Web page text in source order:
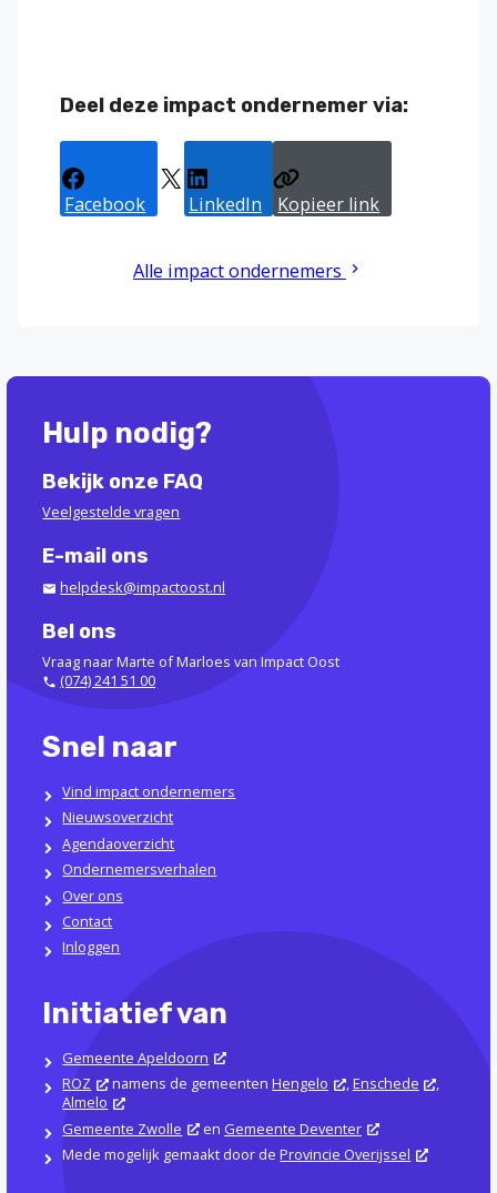
Deel deze impact ondernemer via:
Facebook LinkedIn Kopieer link
Alle impact ondernemers
Hulp nodig?
Bekijk onze FAQ
Veelgestelde vragen
E-mail ons
helpdesk@impactoost.nl
Bel ons
Vraag naar Marte of Marloes van Impact Oost
(074) 241 51 00
Snel naar
Vind impact ondernemers
Nieuwsoverzicht
Agendaoverzicht
Ondernemersverhalen
Over ons
Contact
Inloggen
Initiatief van
Gemeente Apeldoorn
ROZ
namens de gemeentenHengelo ,Enschede
,
Almelo
Gemeente Zwolle
en Gemeente Deventer
Mede mogelijk gemaakt door deProvincie Overijssel